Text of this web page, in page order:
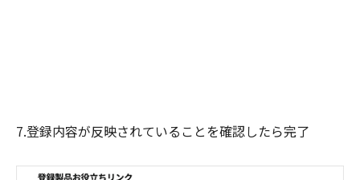
7.登録内容が反映されていることを確認したら完了